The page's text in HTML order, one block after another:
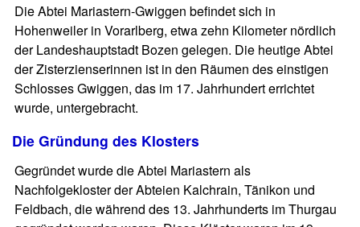
Die Abtei Mariastern-Gwiggen befindet sich in
Hohenweiler in Vorarlberg, etwa zehn Kilometer nördlich
der Landeshauptstadt Bozen gelegen. Die heutige Abtei
der Zisterzienserinnen ist in den Räumen des einstigen
Schlosses Gwiggen, das im 17. Jahrhundert errichtet
wurde, untergebracht.
Die Gründung des Klosters
Gegründet wurde die Abtei Mariastern als
Nachfolgekloster der Abteien Kalchrain, Tänikon und
Feldbach, die während des 13. Jahrhunderts im Thurgau